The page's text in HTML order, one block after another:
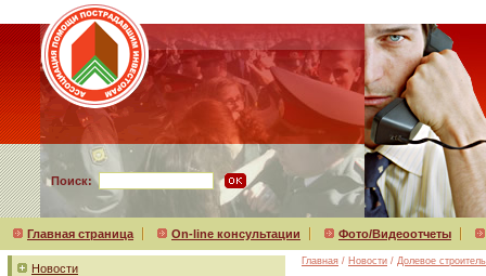
Поиск:
Главная страница On-line консультации Фото/Видеоотчеты
Новости
Главная / Новости / Долевое